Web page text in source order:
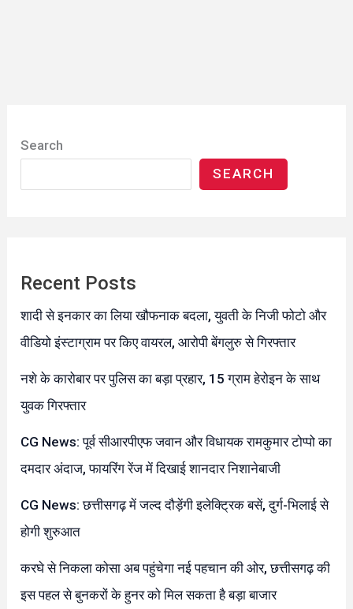
Search
SEARCH
Recent Posts
शादी से इनकार का लिया खौफनाक बदला, युवती के निजी फोटो और
वीडियो इंस्टाग्राम पर किए वायरल, आरोपी बेंगलुरु से गिरफ्तार
नशे के कारोबार पर पुलिस का बड़ा प्रहार, 15 ग्राम हेरोइन के साथ
युवक गिरफ्तार
CG News: पूर्व सीआरपीएफ जवान और विधायक रामकुमार टोप्पो का
दमदार अंदाज, फायरिंग रेंज में दिखाई शानदार निशानेबाजी
CG News: छत्तीसगढ़ में जल्द दौड़ेंगी इलेक्ट्रिक बसें, दुर्ग-भिलाई से
होगी शुरुआत
करघे से निकला कोसा अब पहुंचेगा नई पहचान की ओर, छत्तीसगढ़ की
इस पहल से बुनकरों के हुनर को मिल सकता है बड़ा बाजार